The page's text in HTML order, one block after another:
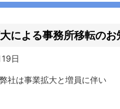
による事務所移転のお
日
社は事業拡大と増員に伴い